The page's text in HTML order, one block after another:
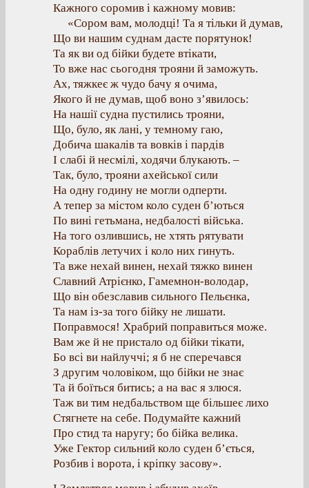
Кажного соромив і кажному мовив:
«Сором вам, молодці! Та я тільки й думав,
Що ви нашим суднам дасте порятунок!
Та як ви од бійки будете втікати,
То вже нас сьогодня трояни й заможуть.
Ах, тяжкеє ж чудо бачу я очима,
Якого й не думав, щоб воно з’явилось:
На нашії судна пустились трояни,
Що, було, як лані, у темному гаю,
Добича шакалів та вовків і пардів
І слабі й несмілі, ходячи блукають. –
Так, було, трояни ахейської сили
На одну годину не могли одперти.
А тепер за містом коло суден б’ються
По вині гетьмана, недбалості війська.
На того озлившись, не хтять рятувати
Кораблів летучих і коло них гинуть.
Та вже нехай винен, нехай тяжко винен
Славний Атрієнко, Гамемнон-володар,
Що він обезславив сильного Пельєнка,
Та нам із-за того бійку не лишати.
Поправмося! Храбрий поправиться може.
Вам же й не пристало од бійки тікати,
Бо всі ви найлуччі; я б не сперечався
З другим чоловіком, що бійки не знає
Та й боїться битись; а на вас я злюся.
Таж ви тим недбальством ще більшеє лихо
Стягнете на себе. Подумайте кажний
Про стид та наругу; бо бійка велика.
Уже Гектор сильний коло суден б’ється,
Розбив і ворота, і кріпку засову».